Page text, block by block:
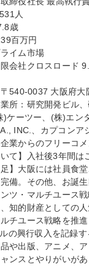
人
歳
百万円
イム市場
会社クロスロード
540-0037 大阪府大
所：研究開発ビル
)ケーツー、(株)エン
INC.、カプコン
業からのフリーコ
いて】入社後3年間は
足】大阪には社員食
備。その他、お誕
ツ・マルチユース戦
知的財産としての
チユース戦略を推
の興行収入を記録
や出版、アニメ、
ンスとやりがいがあ